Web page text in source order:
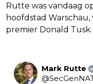
Rutte was vandaag
hoofdstad
premier Donald Tusk.
Mark Rutte
@